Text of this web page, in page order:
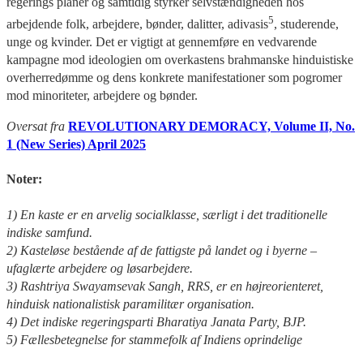
arbejdende folk, arbejdere, bønder, dalitter, adivasis5, studerende,
unge og kvinder. Det er vigtigt at gennemføre en vedvarende
kampagne mod ideologien om overkastens brahmanske hinduistiske
overherredømme og dens konkrete manifestationer som pogromer
mod minoriteter, arbejdere og bønder.
Oversat fra REVOLUTIONARY DEMORACY, Volume II, No.
1 (New Series) April 2025
Noter:
1) En kaste er en arvelig socialklasse, særligt i det traditionelle
indiske samfund.
2) Kasteløse bestående af de fattigste på landet og i byerne –
ufaglærte arbejdere og løsarbejdere.
3) Rashtriya Swayamsevak Sangh, RRS, er en højreorienteret,
hinduisk nationalistisk paramilitær organisation.
4) Det indiske regeringsparti Bharatiya Janata Party, BJP.
5) Fællesbetegnelse for stammefolk af Indiens oprindelige